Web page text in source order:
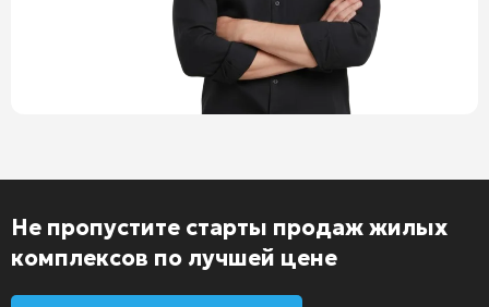
Не пропустите старты продаж жилых
комплексов по лучшей цене